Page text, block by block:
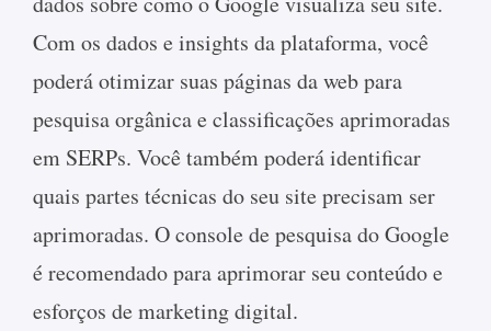
Com os dados e insights da plataforma, você
poderá otimizar suas páginas da web para
pesquisa orgânica e classificações aprimoradas
em SERPs. Você também poderá identificar
quais partes técnicas do seu site precisam ser
aprimoradas. O console de pesquisa do Google
é recomendado para aprimorar seu conteúdo e
esforços de marketing digital.